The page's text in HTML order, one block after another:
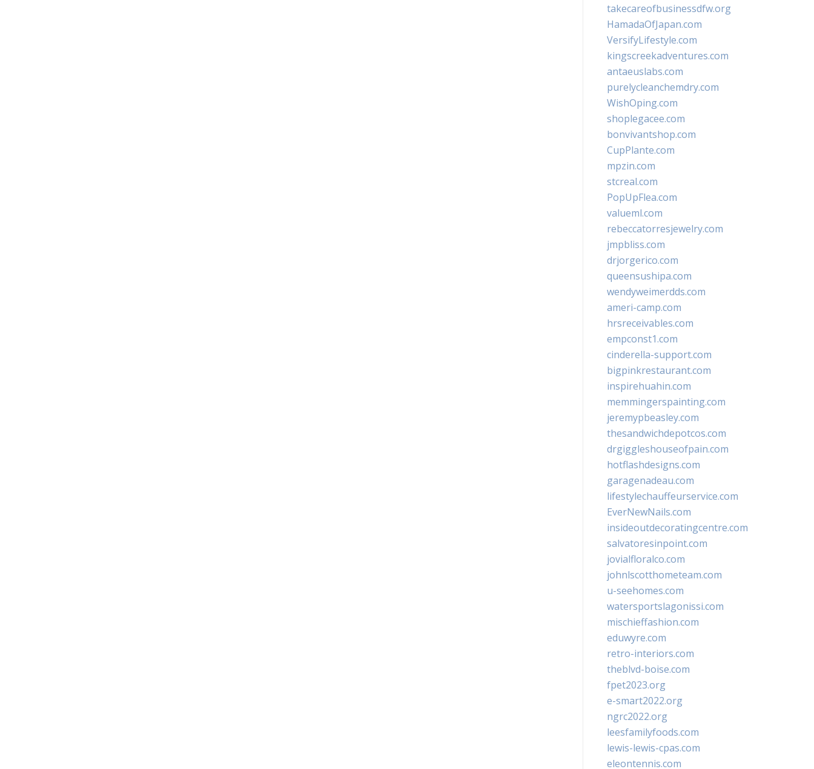
takecareofbusinessdfw.org
HamadaOfJapan.com
VersifyLifestyle.com
kingscreekadventures.com
antaeuslabs.com
purelycleanchemdry.com
WishOping.com
shoplegacee.com
bonvivantshop.com
CupPlante.com
mpzin.com
stcreal.com
PopUpFlea.com
valueml.com
rebeccatorresjewelry.com
jmpbliss.com
drjorgerico.com
queensushipa.com
wendyweimerdds.com
ameri-camp.com
hrsreceivables.com
empconst1.com
cinderella-support.com
bigpinkrestaurant.com
inspirehuahin.com
memmingerspainting.com
jeremypbeasley.com
thesandwichdepotcos.com
drgiggleshouseofpain.com
hotflashdesigns.com
garagenadeau.com
lifestylechauffeurservice.com
EverNewNails.com
insideoutdecoratingcentre.com
salvatoresinpoint.com
jovialfloralco.com
johnlscotthometeam.com
u-seehomes.com
watersportslagonissi.com
mischieffashion.com
eduwyre.com
retro-interiors.com
theblvd-boise.com
fpet2023.org
e-smart2022.org
ngrc2022.org
leesfamilyfoods.com
lewis-lewis-cpas.com
eleontennis.com